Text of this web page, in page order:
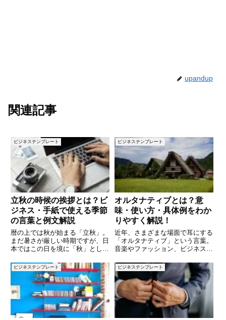
upandup
関連記事
ビジネステンプレート
立秋の時候の挨拶とは？ビ
ジネス・手紙で使える季節
の言葉と例文解説
暦の上では秋が始まる「立秋」。
まだ暑さが厳しい時期ですが、日
本ではこの日を境に「秋」として
ます。ビジネス文書や手紙では
「立秋の候」や「残暑お見舞い申
し上げます」などの挨拶文を使う
ことで、季節感と丁寧な気遣いを
伝
ビジネステンプレート
オルタナティブとは？意
味・使い方・具体例をわか
りやすく解説！
近年、さまざまな場面で耳にする
「オルタナティブ」という言葉。
音楽やファッション、ビジネスの
ましたが、その正確な意味を理解
している人は意外と少ないかもし
れません。オルタナティブは、
「主流とは異なる選択肢」や「別
の
ビジネステンプレート ビジネステンプレート